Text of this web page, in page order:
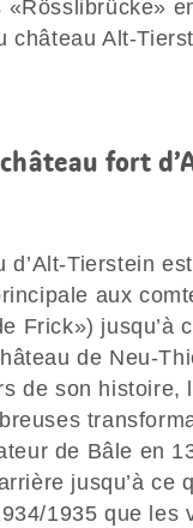
château Alt-
fort
d’Alt-Tierstein
aux
Frick») jusqu’à
de Neu-
de son histoire,
de Bâle en
jusqu’à ce
1935 que